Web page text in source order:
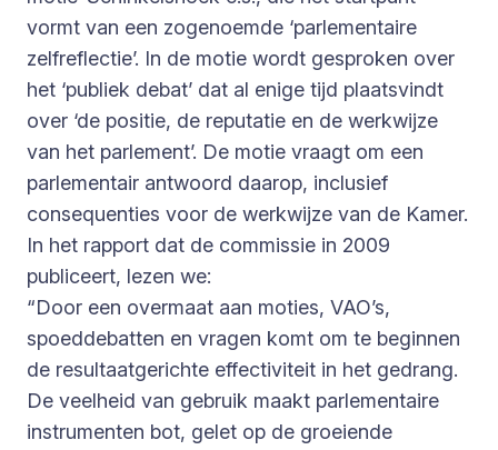
vormt van een zogenoemde ‘parlementaire
zelfreflectie’. In de motie wordt gesproken over
het ‘publiek debat’ dat al enige tijd plaatsvindt
over ‘de positie, de reputatie en de werkwijze
van het parlement’. De motie vraagt om een
parlementair antwoord daarop, inclusief
consequenties voor de werkwijze van de Kamer.
In het rapport dat de commissie in 2009
publiceert, lezen we:
“Door een overmaat aan moties, VAO’s,
spoeddebatten en vragen komt om te beginnen
de resultaatgerichte effectiviteit in het gedrang.
De veelheid van gebruik maakt parlementaire
instrumenten bot, gelet op de groeiende